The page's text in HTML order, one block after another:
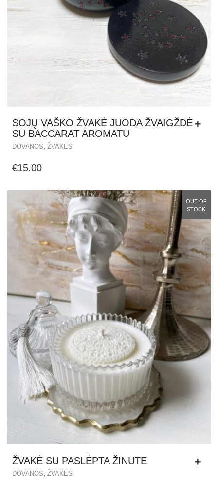
SOJŲ VAŠKO ŽVAKĖ JUODA ŽVAIGŽDĖ
SU BACCARAT AROMATU
DOVANOS, ŽVAKĖS
€15.00
OUT OF
STOCK
ŽVAKĖ SU PASLĖPTA ŽINUTE
DOVANOS, ŽVAKĖS